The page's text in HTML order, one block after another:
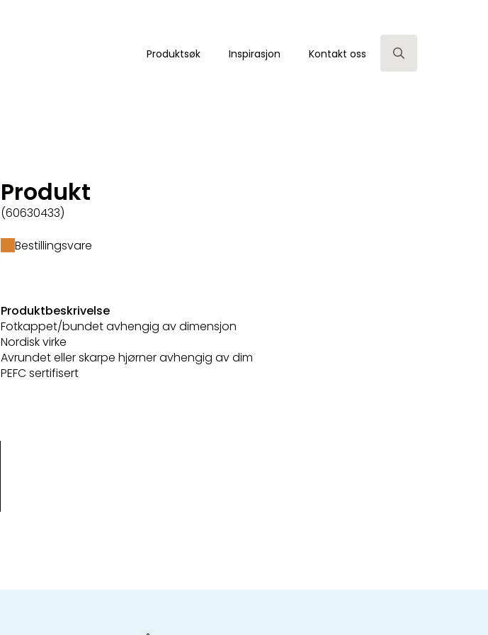
Produktsøk Inspirasjon Kontakt oss
Produkt
(60630433)
Bestillingsvare
Produktbeskrivelse
Fotkappet/bundet avhengig av dimensjon
Nordisk virke
Avrundet eller skarpe hjørner avhengig av dim
PEFC sertifisert